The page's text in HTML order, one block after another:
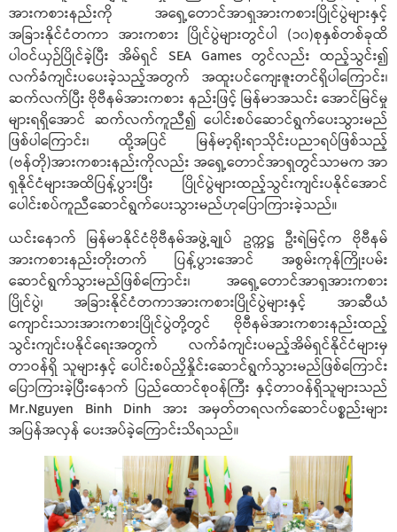
အားကစားနည်းကို အရှေ့တောင်အာရှအားကစားပြိုင်ပွဲများနှင့်
အခြားနိုင်ငံတကာ အားကစား ပြိုင်ပွဲများတွင်ပါ (၁၀)စုနှစ်တစ်ခုထိ
ပါဝင်ယှဉ်ပြိုင်ခဲ့ပြီး အိမ်ရှင် SEA Games တွင်လည်း ထည့်သွင်း၍
လက်ခံကျင်းပပေးခဲ့သည့်အတွက် အထူးပင်ကျေးဇူးတင်ရှိပါကြောင်း၊
ဆက်လက်ပြီး ဗိုဗီနမ်အားကစား နည်းဖြင့် မြန်မာအသင်း အောင်မြင်မှု
များရရှိအောင် ဆက်လက်ကူညီ၍ ပေါင်းစပ်ဆောင်ရွက်ပေးသွားမည်
ဖြစ်ပါကြောင်း၊ ထို့အပြင် မြန်မာ့ရိုးရာသိုင်းပညာရပ်ဖြစ်သည့်
(ဗန်တို)အားကစားနည်းကိုလည်း အရှေိ့တောင်အာရှတွင်သာမက အာ
ရှနိုင်ငံများအထိပြန့်ပွားပြီး ပြိုင်ပွဲများထည့်သွင်းကျင်းပနိုင်အောင်
ပေါင်းစပ်ကူညီဆောင်ရွက်ပေးသွားမည်ဟုပြောကြားခဲ့သည်။
ယင်းနောက် မြန်မာနိုင်ငံဗိုဗီနမ်အဖွဲ့ချုပ် ဥက္ကဋ္ဌ ဦးရဲမြင့်က ဗိုဗီနမ်
အားကစားနည်းတိုးတက် ပြန့်ပွားအောင် အစွမ်းကုန်ကြိုးပမ်း
ဆောင်ရွက်သွားမည်ဖြစ်ကြောင်း၊ အရှေ့တောင်အာရှအားကစား
ပြိုင်ပွဲ၊ အခြားနိုင်ငံတကာအားကစားပြိုင်ပွဲများနှင့် အာဆီယံ
ကျောင်းသားအားကစားပြိုင်ပွဲတို့တွင် ဗိုဗီနမ်အားကစားနည်းထည့်
သွင်းကျင်းပနိုင်ရေးအတွက် လက်ခံကျင်းပမည့်အိမ်ရှင်နိုင်ငံများမှ
တာဝန်ရှိ သူများနှင့် ပေါင်းစပ်ညှိနှိုင်းဆောင်ရွက်သွားမည်ဖြစ်ကြောင်း
ပြောကြားခဲ့ပြီးနောက် ပြည်ထောင်စုဝန်ကြီး နှင့်တာဝန်ရှိသူများသည်
Mr.Nguyen Binh Dinh အား အမှတ်တရလက်ဆောင်ပစ္စည်းများ
အပြန်အလှန် ပေးအပ်ခဲ့ကြောင်းသိရသည်။